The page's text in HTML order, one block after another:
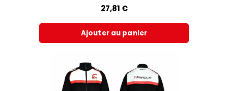
27,81 €
Ajouter au panier